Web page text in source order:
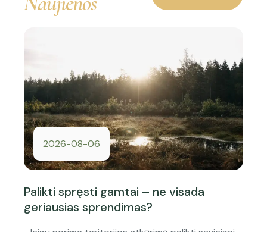
2026-08-06
Palikti spręsti gamtai – ne visada
geriausias sprendimas?